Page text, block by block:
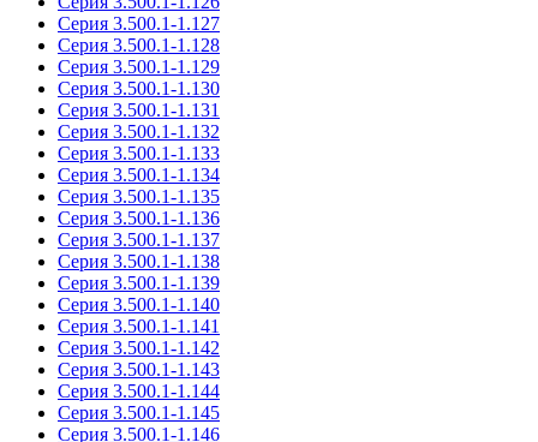
Серия 3.500.1-1.127
Серия 3.500.1-1.128
Серия 3.500.1-1.129
Серия 3.500.1-1.130
Серия 3.500.1-1.131
Серия 3.500.1-1.132
Серия 3.500.1-1.133
Серия 3.500.1-1.134
Серия 3.500.1-1.135
Серия 3.500.1-1.136
Серия 3.500.1-1.137
Серия 3.500.1-1.138
Серия 3.500.1-1.139
Серия 3.500.1-1.140
Серия 3.500.1-1.141
Серия 3.500.1-1.142
Серия 3.500.1-1.143
Серия 3.500.1-1.144
Серия 3.500.1-1.145
Серия 3.500.1-1.146